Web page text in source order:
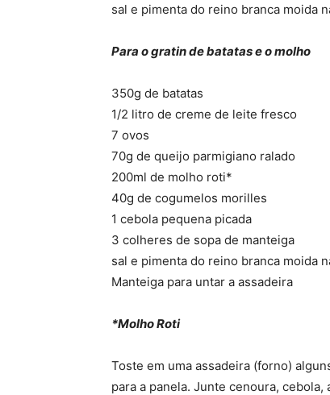
sal e pimenta do reino branca moida
Para o gratin de batatas e o molho
350g de batatas
1/2 litro de creme de leite fresco
7 ovos
70g de queijo parmigiano ralado
200ml de molho roti*
40g de cogumelos morilles
1 cebola pequena picada
3 colheres de sopa de manteiga
sal e pimenta do reino branca moida
Manteiga para untar a assadeira
*Molho Roti
Toste em uma assadeira (forno)
para a panela. Junte cenoura,